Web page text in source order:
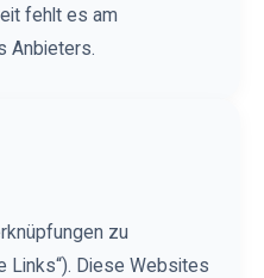
fehlt es am
Anbieters.
zu
Links“). Diese Websites